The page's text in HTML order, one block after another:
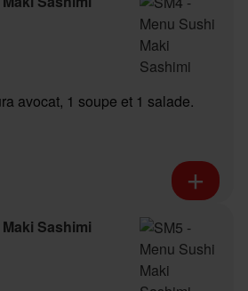
avocat, 1 soupe et 1 salade.
Sashimi